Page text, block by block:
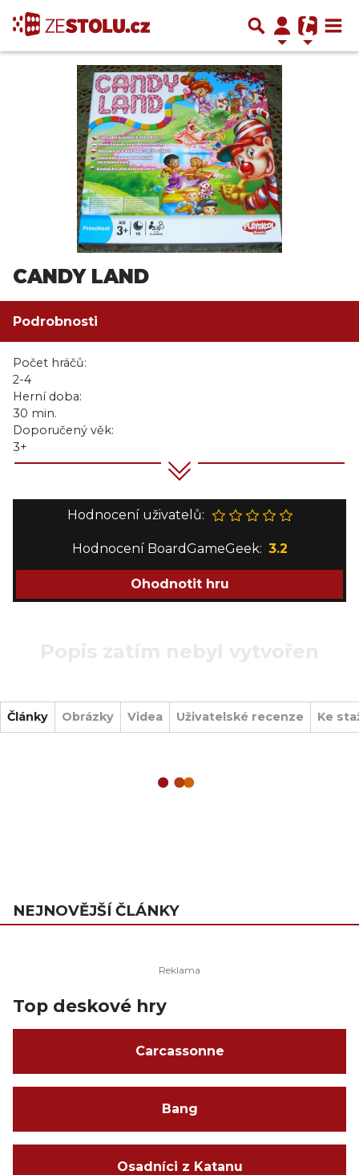
CANDY LAND
Podrobnosti
Počet hráčů:
2-4
Herní doba:
30 min.
Doporučený věk:
3+
Hodnocení uživatelů:
Hodnocení BoardGameGeek: 3.2
Ohodnotit hru
Články Obrázky Videa Uživatelské recenze Ke
NEJNOVĚJŠÍ ČLÁNKY
Top deskové hry
Carcassonne
Bang
Osadníci z Katanu